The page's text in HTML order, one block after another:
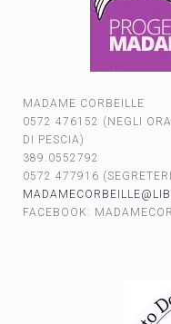
MADAME CORBEILLE
0572 476152 (NEGLI
DI PESCIA)
389.0552792
0572 477916
FACEBOOK: